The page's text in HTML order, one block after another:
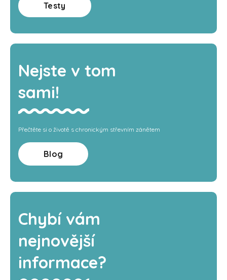
Testy
Nejste v tom
sami!
Přečtěte si o životě s chronickým střevním zánětem
Blog
Chybí vám
nejnovější
informace?